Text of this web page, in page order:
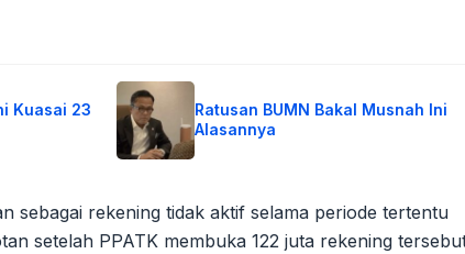
Kuasai 23
Ratusan BUMN Bakal Musnah Ini
Alasannya
sebagai rekening tidak aktif selama periode tertentu
setelah PPATK membuka 122 juta rekening